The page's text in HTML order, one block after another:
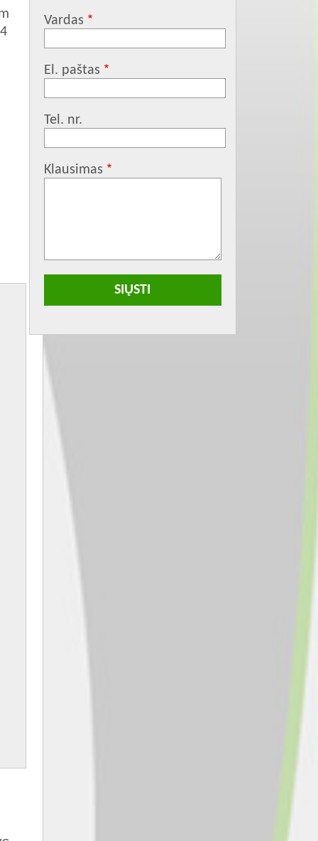
Vardas
El. paštas
Tel. nr.
Klausimas